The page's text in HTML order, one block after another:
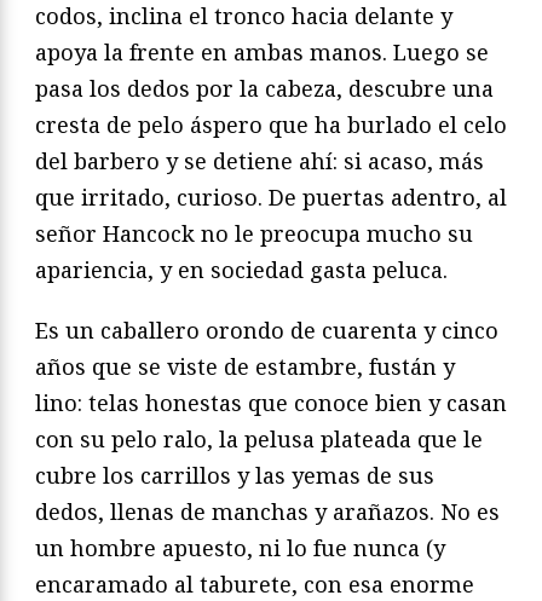
codos, inclina el tronco hacia delante y
apoya la frente en ambas manos. Luego se
pasa los dedos por la cabeza, descubre una
cresta de pelo áspero que ha burlado el celo
del barbero y se detiene ahí: si acaso, más
que irritado, curioso. De puertas adentro, al
señor Hancock no le preocupa mucho su
apariencia, y en sociedad gasta peluca.
Es un caballero orondo de cuarenta y cinco
años que se viste de estambre, fustán y
lino: telas honestas que conoce bien y casan
con su pelo ralo, la pelusa plateada que le
cubre los carrillos y las yemas de sus
dedos, llenas de manchas y arañazos. No es
un hombre apuesto, ni lo fue nunca (y
encaramado al taburete, con esa enorme